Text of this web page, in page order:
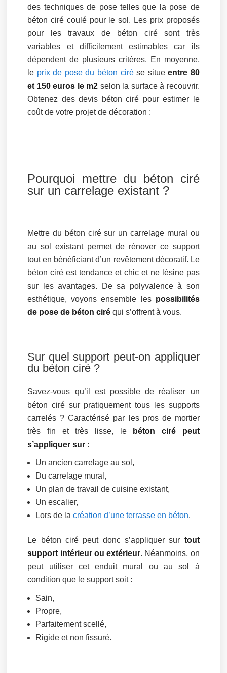
des techniques de pose telles que la pose de
béton ciré coulé pour le sol. Les prix proposés
pour les travaux de béton ciré sont très
variables et difficilement estimables car ils
dépendent de plusieurs critères. En moyenne,
le prix de pose du béton cirése situeentre 80
et 150 euros le m2 selon la surface à recouvrir.
Obtenez des devis béton ciré pour estimer le
coût de votre projet de décoration :
Pourquoi mettre du béton ciré
sur un carrelage existant ?
Mettre du béton ciré sur un carrelage mural ou
au sol existant permet de rénover ce support
tout en bénéficiant d’un revêtement décoratif. Le
béton ciré est tendance et chic et ne lésine pas
sur les avantages. De sa polyvalence à son
esthétique, voyons ensemble les possibilités
de pose de béton ciré qui s’offrent à vous.
Sur quel support peut-on appliquer
du béton ciré ?
Savez-vous qu’il est possible de réaliser un
béton ciré sur pratiquement tous les supports
carrelés ? Caractérisé par les pros de mortier
très fin et très lisse, le
béton ciré peut
s’appliquer sur :
Un ancien carrelage au sol,
Du carrelage mural,
Un plan de travail de cuisine existant,
Un escalier,
Lors de lacréation d’une terrasse en béton.
Le béton ciré peut donc s’appliquer sur tout
support intérieur ou extérieur. Néanmoins, on
peut utiliser cet enduit mural ou au sol à
condition que le support soit :
Sain,
Propre,
Parfaitement scellé,
Rigide et non fissuré.